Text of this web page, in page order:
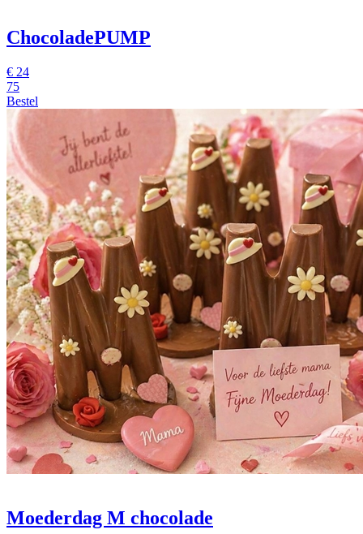
ChocoladePUMP
€ 24
75
Bestel
Moederdag M chocolade